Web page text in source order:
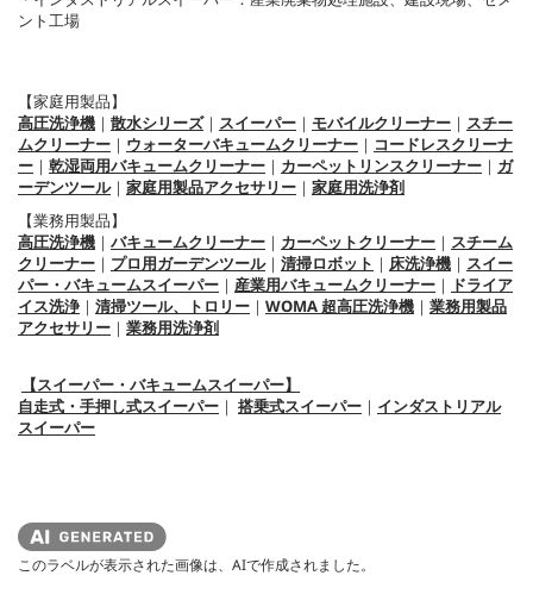
ント工場
【家庭用製品】
高圧洗浄機 ｜ 散水シリーズ｜ スイーパー ｜ モバイルクリーナー ｜ スチー
ムクリーナー ｜ ウォーターバキュームクリーナー ｜ コードレスクリーナ
ー ｜ 乾湿両用バキュームクリーナー ｜ カーペットリンスクリーナー ｜ ガ
ーデンツール｜ 家庭用製品アクセサリー ｜ 家庭用洗浄剤
【業務用製品】
高圧洗浄機 ｜ バキュームクリーナー ｜ カーペットクリーナー ｜ スチーム
クリーナー ｜ プロ用ガーデンツール｜ 清掃ロボット ｜ 床洗浄機 ｜ スイー
パー・バキュームスイーパー ｜ 産業用バキュームクリーナー ｜ ドライア
イス洗浄 ｜ 清掃ツール、トロリー ｜ WOMA 超高圧洗浄機 ｜ 業務用製品
アクセサリー ｜ 業務用洗浄剤
【スイーパー・バキュームスイーパー】
自走式・手押し式スイーパー ｜ 搭乗式スイーパー ｜ インダストリアル
スイーパー
このラベルが表示された画像は、AIで作成されました。